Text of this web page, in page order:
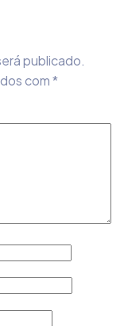
publicado.
com*